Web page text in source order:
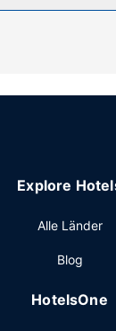
und
zu bestimmten
Explore
Alle Länder
Blog
HotelsOne